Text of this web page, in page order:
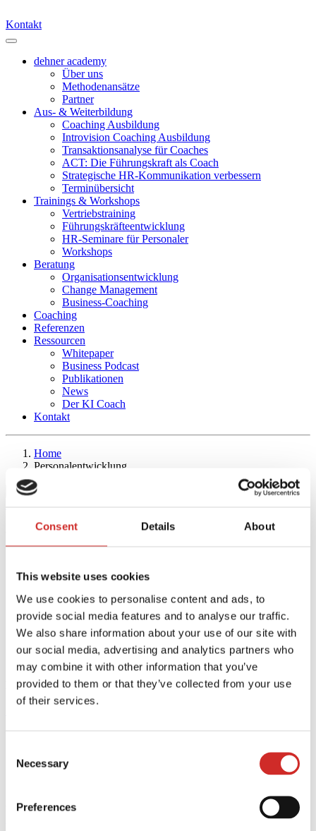
Consent Details About
This website uses cookies
We use cookies to personalise content and ads, to
provide social media features and to analyse our traffic.
We also share information about your use of our site with
our social media, advertising and analytics partners who
may combine it with other information that you’ve
provided to them or that they’ve collected from your use
of their services.
Selection
Necessary
Preferences
Kontakt
dehner academy
Über uns
Methodenansätze
Partner
Aus- & Weiterbildung
Coaching Ausbildung
Introvision Coaching Ausbildung
Transaktionsanalyse für Coaches
ACT: Die Führungskraft als Coach
Strategische HR-Kommunikation verbessern
Terminübersicht
Trainings & Workshops
Vertriebstraining
Führungskräfteentwicklung
HR-Seminare für Personaler
Workshops
Beratung
Organisationsentwicklung
Change Management
Business-Coaching
Coaching
Referenzen
Ressourcen
Whitepaper
Business Podcast
Publikationen
News
Der KI Coach
Kontakt
Home
Personalentwicklung
Home
Personalentwicklung
Persönlichkeitsentwicklung für Führungskräfte
Teamarbeit
Stressmanagement
Konfliktmanagement
Zeitmanagement
Mitarbeiterentwicklung
Organisationale Resilienz
Human Ressource Management